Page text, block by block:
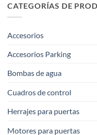
CATEGORÍAS DE
Accesorios
Accesorios Parking
Bombas de agua
Cuadros de control
Herrajes para puertas
Motores para puertas